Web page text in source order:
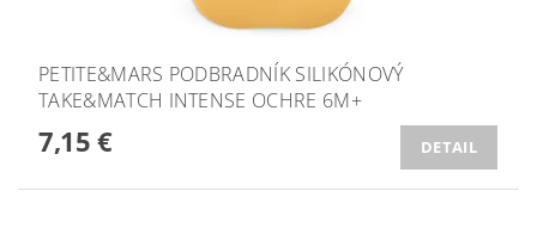
PETITE&MARS PODBRADNÍK SILIKÓNOVÝ
TAKE&MATCH INTENSE OCHRE 6M+
7,15 € DETAIL